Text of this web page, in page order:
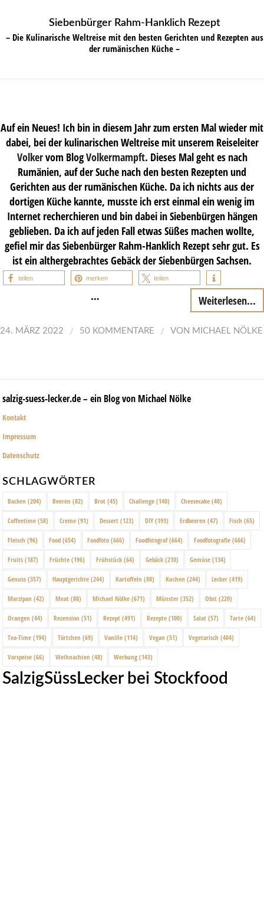
Siebenbürger Rahm-Hanklich Rezept
– Die Kulinarische Weltreise mit den besten Gerichten und Rezepten aus
der rumänischen Küche –
Auf ein Neues! Ich bin in diesem Jahr zum ersten Mal wieder mit
dabei, bei der kulinarischen Weltreise mit unserem Reiseleiter
Volkervom BlogVolkermampft. Dieses Mal geht es nach
Rumänien, auf der Suche nach den besten Rezepten und
Gerichten aus der rumänischen Küche. Da ich nichts aus der
dortigen Küche kannte, musste ich erst einmal ein wenig im
Internet recherchieren und bin dabei in Siebenbürgen hängen
geblieben. Da ich auf jeden Fall etwas Süßes machen wollte,
gefiel mir das Siebenbürger Rahm-Hanklich Rezept sehr gut. Es
ist ein althergebrachtes Gebäck der Siebenbürgen Sachsen.
teilen merken teilen
… Weiterlesen...
24. MÄRZ 2022 / 50 KOMMENTARE / VON MICHAEL NÖLKE
salzig-suess-lecker.de – ein Blog von Michael Nölke
Kontakt
Impressum
Datenschutz
SCHLAGWÖRTER
Backen (204) Beeren (82) Brot (45) Challenge (140) Cheesecake (48)
Coffeetime (58) Creme (91) Dessert (123) DIY (193) Erdbeeren (47) Fisch (65)
Fleisch (96) Food (654) Foodfoto (666) Foodfotograf(664) Foodfotografie (666)
Fruits (187) Früchte (196) Frühstück (64) Gebäck (210) Gemüse (134)
Genuss (357) Hauptgerichte (244) Kartoffeln (88) Kuchen (244) Lecker (419)
Marzipan (42) Meat (88) Michael Nölke (671) Münster (352) Obst (220)
Orangen (44) Rezension (51) Rezept (491) Rezepte (100) Salat (57) Tarte (64)
Tea-Time (194) Törtchen (69) Vanille (114) Vegan (51) Vegetarisch (404)
Vorspeise (66) Weihnachten (48) Werbung (143)
SalzigSüssLecker bei Stockfood